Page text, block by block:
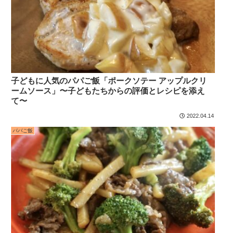
子どもに人気のパパご飯「ポークソテー アップルクリ
ームソース」〜子どもたちからの評価とレシピを添え
て〜
2022.04.14
パパご飯